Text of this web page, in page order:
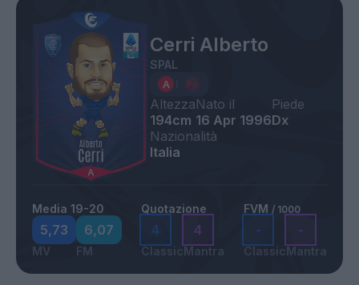
Cerri Alberto
SPAL
Altezza
194cm
Nato il
16 Apr 1996
Piede
Dx
Nazionalità
Italia
Media 19-20
5,73
MV
6,07
FM
Quotazione
4
Classic
4
Mantra
FVM / 1000
-
Classic
-
Mantra